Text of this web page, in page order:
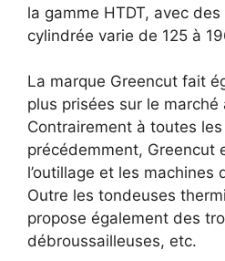
la gamme HTDT, avec
cylindrée varie de 125 à
La marque Greencut fait
plus prisées sur le marché
Contrairement à toutes
précédemment, Greencut
l’outillage et les machines
Outre les tondeuses
propose également des
débroussailleuses, etc.